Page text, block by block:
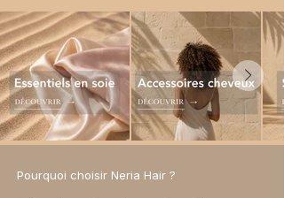
Pourquoi choisir Neria Hair ?